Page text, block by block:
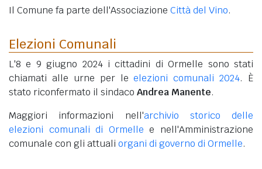
Il Comune fa parte dell'Associazione Città del Vino.
Elezioni Comunali
L'8 e 9 giugno 2024 i cittadini di Ormelle sono stati
chiamati alle urne per leelezioni comunali 2024. È
stato riconfermato il sindaco Andrea Manente.
Maggiori informazioni nell'archivio storico delle
elezioni comunali di Ormelle e nell'Amministrazione
comunale con gli attuali organi di governo di Ormelle.